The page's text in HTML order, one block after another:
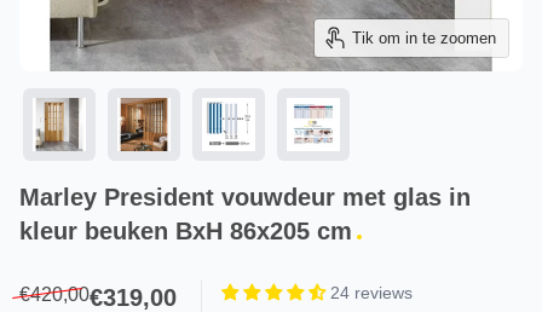
Tik om in te zoomen
Marley President vouwdeur met glas in
kleur beuken BxH 86x205 cm
Reviews
€420,00€319,00 24 reviews